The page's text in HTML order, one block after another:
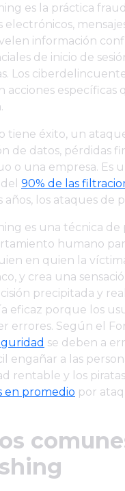
es la práctica
electrónicos,
información
de inicio de
Los
acciones específicas
tiene éxito, un
de datos, pérdidas
o una empresa. Es
90% de las
años, los ataques de
es una técnica
humano
en quien la
y crea una
precipitada y
eficaz porque los
errores. Según el
se deben a
engañar a las
rentable y los
en promedio por